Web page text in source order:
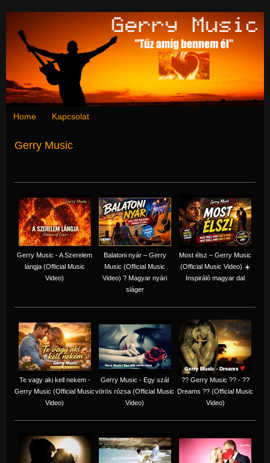
Home Kapcsolat
Gerry Music
Gerry Music - A Szerelem
lángja (Official Music
Video)
Balatoni nyár – Gerry
Music (Official Music
Video) ? Magyar nyári
sláger
Most élsz – Gerry Music
(Official Music Video) ☀️
Inspiráló magyar dal
Te vagy aki kell nekem -
Gerry Music (Official Music
Video)
Gerry Music - Egy szál
vörös rózsa (Official Music
Video)
?? Gerry Music ?? - ??
Dreams ?? (Official Music
Video)